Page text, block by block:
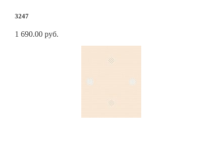
3247
1 690.00 руб.